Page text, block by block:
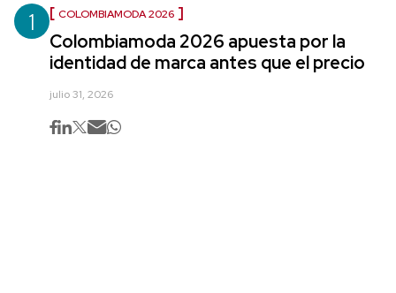
1 COLOMBIAMODA 2026
Colombiamoda 2026 apuesta por la
identidad de marca antes que el precio
julio 31, 2026